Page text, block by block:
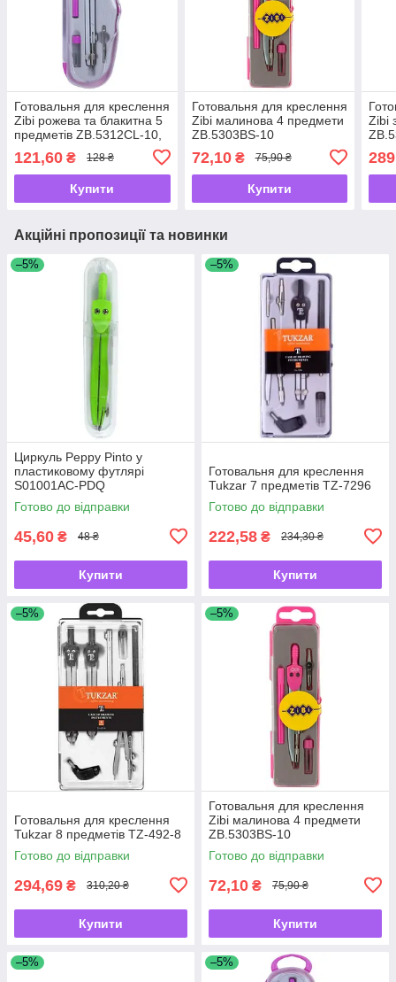
Готовальня для креслення
Zibi рожева та блакитна 5
предметів ZB.5312CL-10,
121,60 ₴ 128 ₴
Купити
Готовальня для креслення
Zibi малинова 4 предмети
ZB.5303BS-10
72,10₴ 75,90 ₴
Купити
Zibi
Акційні пропозиції та новинки
–5%
Циркуль Peppy Pinto у
пластиковому футлярі
S01001AC-PDQ
Готово до відправки
45,60 ₴ 48 ₴
Купити
–5%
Готовальня для креслення
Tukzar 7 предметів TZ-7296
Готово до відправки
222,58 ₴ 234,30 ₴
Купити
–5%
Готовальня для креслення
Tukzar 8 предметів TZ-492-8
Готово до відправки
294,69 ₴ 310,20 ₴
Купити
–5%
Готовальня для креслення
Zibi малинова 4 предмети
ZB.5303BS-10
Готово до відправки
72,10 ₴ 75,90 ₴
Купити
–5% –5%